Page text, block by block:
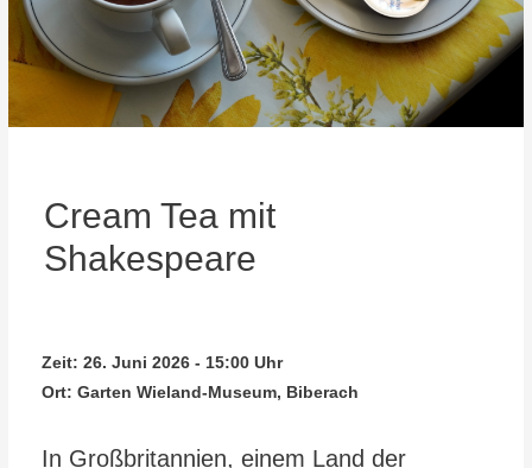
Cream Tea mit
Shakespeare
Zeit: 26. Juni 2026 - 15:00 Uhr
Ort: Garten Wieland-Museum, Biberach
In Großbritannien, einem Land der